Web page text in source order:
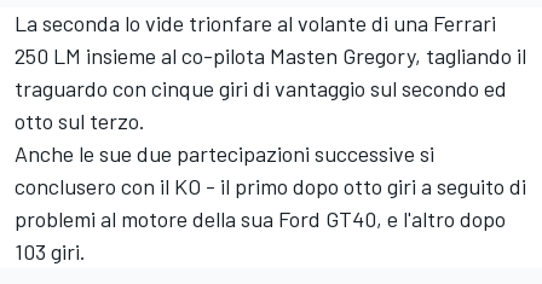
La seconda lo vide trionfare al volante di una Ferrari
250 LM insieme al co-pilota Masten Gregory, tagliando il
traguardo con cinque giri di vantaggio sul secondo ed
otto sul terzo.
Anche le sue due partecipazioni successive si
conclusero con il KO - il primo dopo otto giri a seguito di
problemi al motore della sua Ford GT40, e l'altro dopo
103 giri.